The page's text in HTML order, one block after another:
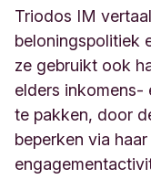
Triodos IM
beloningspolitiek
ze gebruikt ook
elders inkomens-
te pakken, door
beperken via